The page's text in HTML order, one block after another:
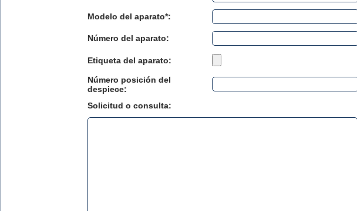
Modelo del aparato*:
Número del aparato:
Etiqueta del aparato:
Número posición del
despiece:
Solicitud o consulta: